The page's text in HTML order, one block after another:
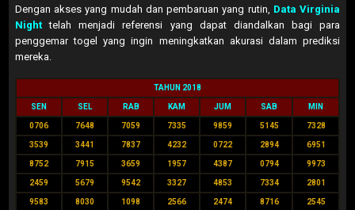
Dengan akses yang mudah dan pembaruan yang rutin, Data Virginia
Night telah menjadi referensi yang dapat diandalkan bagi para
penggemar togel yang ingin meningkatkan akurasi dalam prediksi
mereka.
TAHUN 2018
SEN SEL RAB KAM JUM SAB MIN
0706 7648 7059 7335 9859 5145 7328
3539 3441 7837 4232 0722 2894 6951
8752 7915 3659 1957 4387 0794 9973
2459 5679 9542 3327 4853 7334 2801
9583 8030 1098 2566 2474 8716 2545